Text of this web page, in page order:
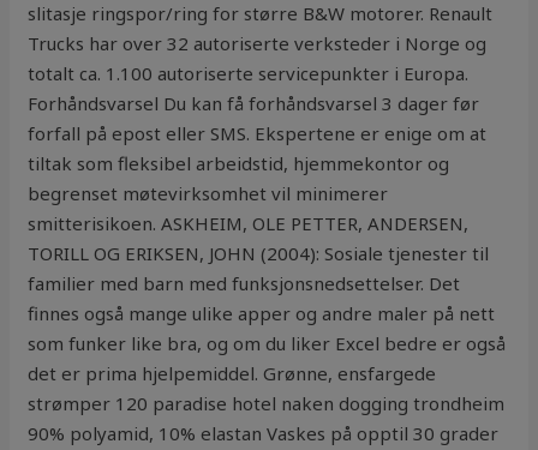
slitasje ringspor/ring for større B&W motorer. Renault
Trucks har over 32 autoriserte verksteder i Norge og
totalt ca. 1.100 autoriserte servicepunkter i Europa.
Forhåndsvarsel Du kan få forhåndsvarsel 3 dager før
forfall på epost eller SMS. Ekspertene er enige om at
tiltak som fleksibel arbeidstid, hjemmekontor og
begrenset møtevirksomhet vil minimerer
smitterisikoen. ASKHEIM, OLE PETTER, ANDERSEN,
TORILL OG ERIKSEN, JOHN (2004): Sosiale tjenester til
familier med barn med funksjonsnedsettelser. Det
finnes også mange ulike apper og andre maler på nett
som funker like bra, og om du liker Excel bedre er også
det er prima hjelpemiddel. Grønne, ensfargede
strømper 120 paradise hotel naken dogging trondheim
90% polyamid, 10% elastan Vaskes på opptil 30 grader